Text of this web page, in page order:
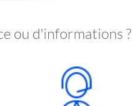
ou d'informations ?